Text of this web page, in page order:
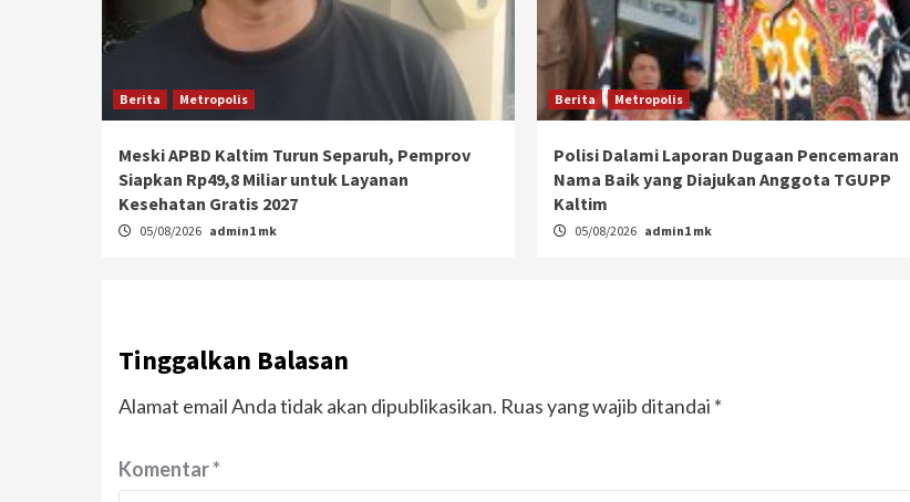
Berita Metropolis
Meski APBD Kaltim Turun Separuh, Pemprov
Siapkan Rp49,8 Miliar untuk Layanan
Kesehatan Gratis 2027
05/08/2026 admin1 mk
Berita Metropolis
Polisi Dalami Laporan Dugaan Pencemaran
Nama Baik yang Diajukan Anggota TGUPP
Kaltim
05/08/2026 admin1 mk
Tinggalkan Balasan
Alamat email Anda tidak akan dipublikasikan. Ruas yang wajib ditandai *
Komentar*